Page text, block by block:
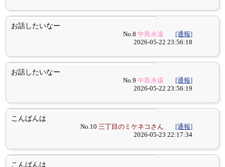
お話したいなー
No.8中島永遠
[通報]
2026-05-22 23:56:18
お話したいなー
No.9中島永遠
[通報]
2026-05-22 23:56:19
こんばんは
No.10三丁目のミケネコさん
[通報]
2026-05-23 22:17:34
こんばんは